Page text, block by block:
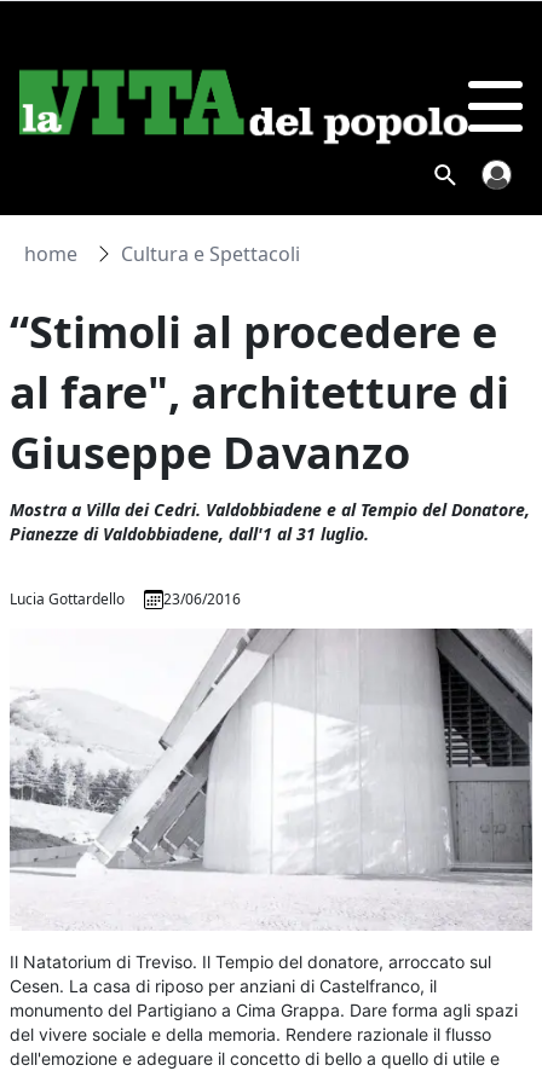
home Cultura e Spettacoli
“Stimoli al procedere e
al fare", architetture di
Giuseppe Davanzo
Mostra a Villa dei Cedri. Valdobbiadene e al Tempio del Donatore,
Pianezze di Valdobbiadene, dall'1 al 31 luglio.
Lucia Gottardello 23/06/2016
Il Natatorium di Treviso. Il Tempio del donatore, arroccato sul
Cesen. La casa di riposo per anziani di Castelfranco, il
monumento del Partigiano a Cima Grappa. Dare forma agli spazi
del vivere sociale e della memoria. Rendere razionale il flusso
dell'emozione e adeguare il concetto di bello a quello di utile e